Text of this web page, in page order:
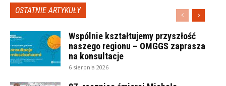
OSTATNIE ARTYKUŁY
Wspólnie kształtujemy przyszłość
naszego regionu – OMGGS zaprasza
na konsultacje
6 sierpnia 2026